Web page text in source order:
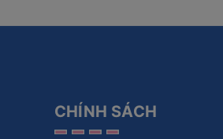
CHÍNH SÁCH